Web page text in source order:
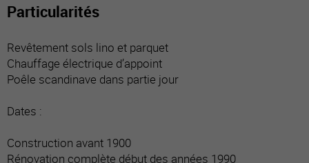
Particularités
Revêtement sols lino et parquet
Chauffage électrique d’appoint
Poêle scandinave dans partie jour
Dates :
Construction avant 1900
Rénovation complète début des années 1990